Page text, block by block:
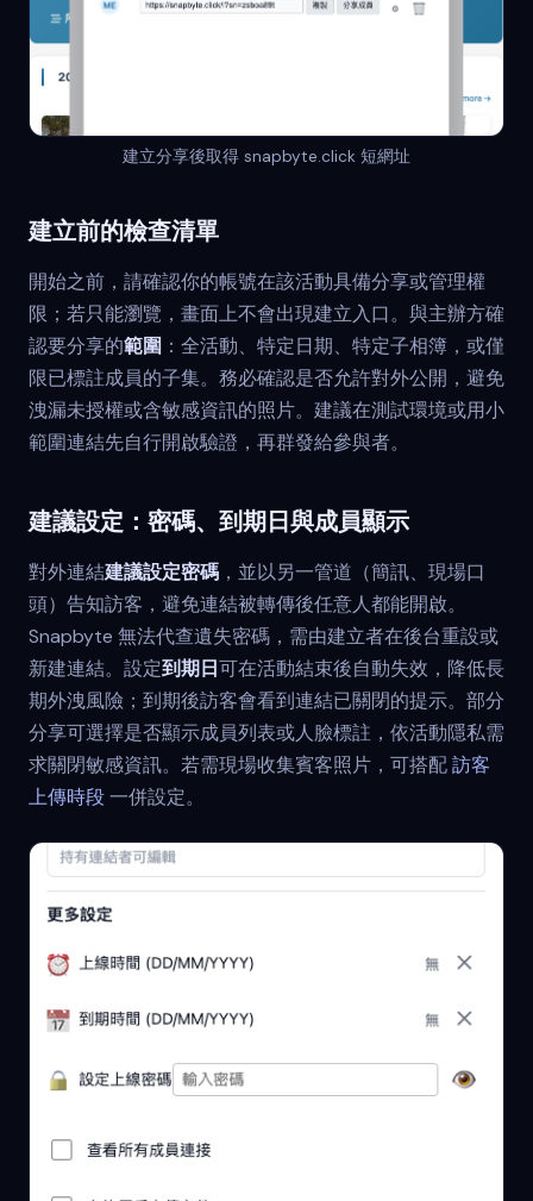
建立分享後取得 snapbyte.click 短網址
建立前的檢查清單
開始之前，請確認你的帳號在該活動具備分享或管理權
限；若只能瀏覽，畫面上不會出現建立入口。與主辦方確
認要分享的範圍 ：全活動、特定日期、特定子相簿，或僅
限已標註成員的子集。務必確認是否允許對外公開，避免
洩漏未授權或含敏感資訊的照片。建議在測試環境或用小
範圍連結先自行開啟驗證，再群發給參與者。
建議設定：密碼、到期日與成員顯示
對外連結建議設定密碼 ，並以另一管道（簡訊、現場口
頭）告知訪客，避免連結被轉傳後任意人都能開啟。
Snapbyte 無法代查遺失密碼，需由建立者在後台重設或
新建連結。設定到期日可在活動結束後自動失效，降低長
期外洩風險；到期後訪客會看到連結已關閉的提示。部分
分享可選擇是否顯示成員列表或人臉標註，依活動隱私需
求關閉敏感資訊。若需現場收集賓客照片，可搭配訪客
上傳時段一併設定。